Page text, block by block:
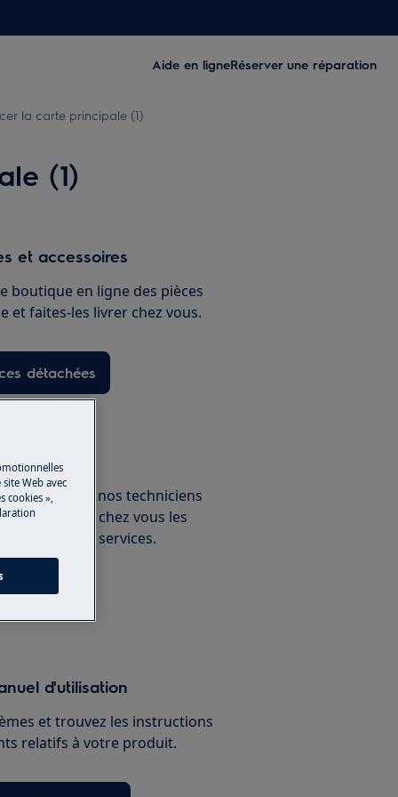
Aide en ligneRéserver une réparation
la carte principale (1)
(1)
et accessoires
boutique en ligne des pièces
et faites-les livrer chez vous.
détachées
expert
avec un de nos techniciens
découvrez chez vous les
de nos services.
d'utilisation
et trouvez les instructions
relatifs à votre produit.
Web avec
cookies »,